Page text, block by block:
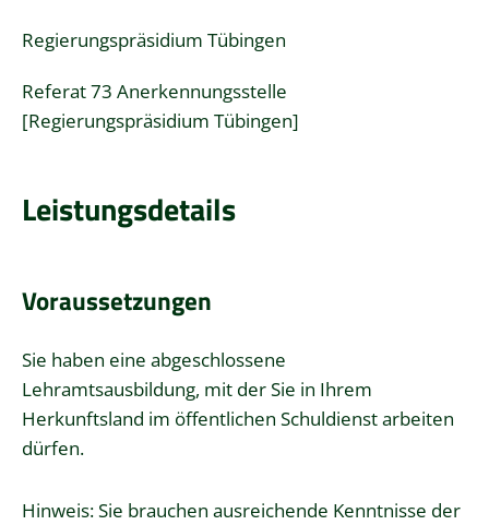
Regierungspräsidium Tübingen
Referat 73 Anerkennungsstelle
[Regierungspräsidium Tübingen]
Leistungsdetails
Voraussetzungen
Sie haben eine abgeschlossene
Lehramtsausbildung, mit der Sie in Ihrem
Herkunftsland im öffentlichen Schuldienst arbeiten
dürfen.
Hinweis: Sie brauchen ausreichende Kenntnisse der